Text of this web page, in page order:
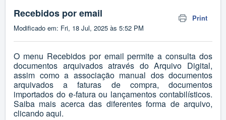
Recebidos por email
Print
Modificado em: Fri, 18 Jul, 2025 às 5:52 PM
O menu Recebidos por email permite a consulta dos
documentos arquivados através do Arquivo Digital,
assim como a associação manual dos documentos
arquivados a faturas de compra, documentos
importados do e-fatura ou lançamentos contabilísticos.
Saiba mais acerca das diferentes forma de arquivo,
clicandoaqui.